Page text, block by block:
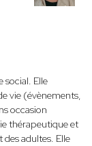
social. Elle
vie (évènements,
occasion
thérapeutique et
des adultes. Elle